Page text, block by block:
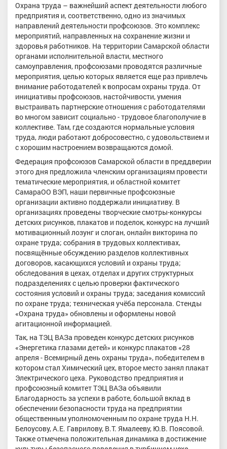
Охрана труда – важнейший аспект деятельности любого
предприятия и, соответственно, одно из значимых
направлений деятельности профсоюзов. Это комплекс
мероприятий, направленных на сохранение жизни и
здоровья работников. На территории Самарской области
органами исполнительной власти, местного
самоуправления, профсоюзами проводятся различные
мероприятия, целью которых является еще раз привлечь
внимание работодателей к вопросам охраны труда. От
инициативы профсоюзов, настойчивости, умения
выстраивать партнерские отношения с работодателями
во многом зависит социально - трудовое благополучие в
коллективе. Там, где создаются нормальные условия
труда, люди работают добросовестно, с удовольствием и
с хорошим настроением возвращаются домой.
Федерация профсоюзов Самарской области в преддверии
этого дня предложила членским организациям провести
тематические мероприятия, и областной комитет
СамараОО ВЭП, наши первичные профсоюзные
организации активно поддержали инициативу. В
организациях проведены творческие смотры-конкурсы
детских рисунков, плакатов и поделок, конкурс на лучший
мотивационный лозунг и слоган, онлайн викторина по
охране труда; собрания в трудовых коллективах,
посвящённые обсуждению разделов коллективных
договоров, касающихся условий и охраны труда;
обследования в цехах, отделах и других структурных
подразделениях с целью проверки фактического
состояния условий и охраны труда; заседания комиссий
по охране труда; техническая учёба персонала. Стенды
«Охрана труда» обновлены и оформлены новой
агитационной информацией.
Так, на ТЭЦ ВАЗа проведен конкурс детских рисунков
«Энергетика глазами детей» и конкурс плакатов «28
апреля - Всемирный день охраны труда», победителем в
котором стал Химический цех, второе место занял плакат
Электрического цеха. Руководство предприятия и
профсоюзный комитет ТЭЦ ВАЗа объявили
Благодарность за успехи в работе, большой вклад в
обеспечении безопасности труда на предприятии
общественным уполномоченным по охране труда Н.Н.
Белоусову, А.Е. Гаврилову, В.Т. Ямалееву, Ю.В. Поясовой.
Также отмечена положительная динамика в достижение